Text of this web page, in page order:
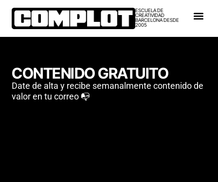
ESCUELA DE
CREATIVIDAD
BARCELONA DESDE
2005
CONTENIDO GRATUITO
Date de alta y recibe semanalmente contenido de
valor en tu correo 📭